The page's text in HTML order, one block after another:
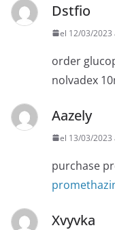
Dstfio
el 12/03/2023
order
nolvadex
Aazely
el 13/03/2023
purchase
Xvyvka